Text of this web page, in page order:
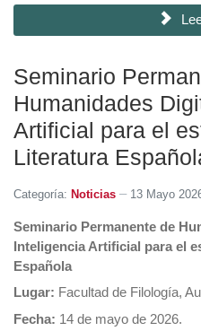
Seminario
Humanidades
Artificial para el
Literatura
Categoría: Noticias 13 Mayo
Seminario Permanente de
Inteligencia Artificial para el
Española
Lugar: Facultad de Filología,
Fecha: 14 de mayo de 2026.